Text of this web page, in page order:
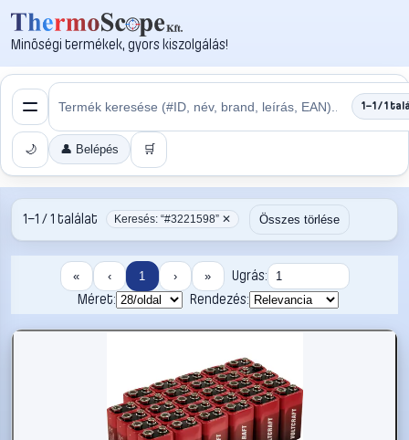
Minőségi termékek, gyors kiszolgálás!
1–1 / 1
🌙 👤 Belépés 🛒
1–1 / 1 találat Keresés: “#3221598” ✕ Összes törlése
« ‹ 1 › »
Ugrás:
Méret:
Rendezés: